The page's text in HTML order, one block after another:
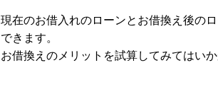
現在のお借入れのローンとお借換え後の
できます。
お借換えのメリットを試算してみてはいか